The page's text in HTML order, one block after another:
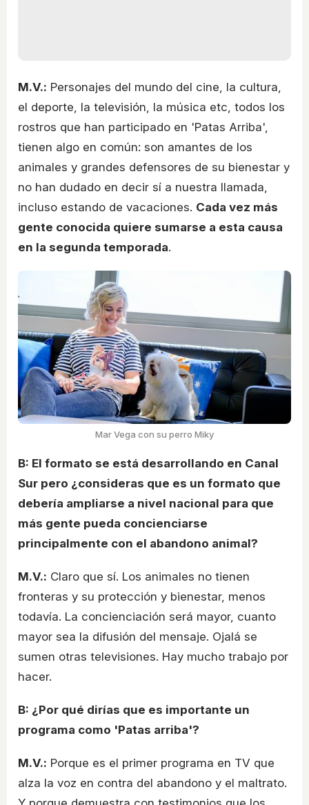
M.V.: Personajes del mundo del cine, la cultura,
el deporte, la televisión, la música etc, todos los
rostros que han participado en 'Patas Arriba',
tienen algo en común: son amantes de los
animales y grandes defensores de su bienestar y
no han dudado en decir sí a nuestra llamada,
incluso estando de vacaciones. Cada vez más
gente conocida quiere sumarse a esta causa
en la segunda temporada.
Mar Vega con su perro Miky
B: El formato se está desarrollando en Canal
Sur pero ¿consideras que es un formato que
debería ampliarse a nivel nacional para que
más gente pueda concienciarse
principalmente con el abandono animal?
M.V.: Claro que sí. Los animales no tienen
fronteras y su protección y bienestar, menos
todavía. La concienciación será mayor, cuanto
mayor sea la difusión del mensaje. Ojalá se
sumen otras televisiones. Hay mucho trabajo por
hacer.
B: ¿Por qué dirías que es importante un
programa como 'Patas arriba'?
M.V.: Porque es el primer programa en TV que
alza la voz en contra del abandono y el maltrato.